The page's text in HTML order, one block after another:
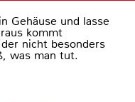
Gehäuse und lasse
kommt
nicht besonders
was man tut.